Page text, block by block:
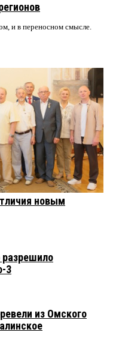
и в переносном смысле.
новым
3
из Омского